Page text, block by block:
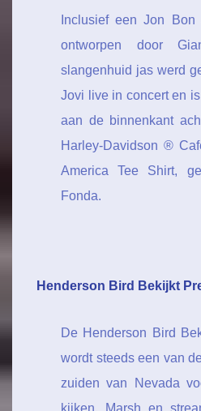
Inclusief een Jon
ontworpen door
slangenhuid jas werd
Jovi live in concert en
aan de binnenkant
Harley-Davidson ®
America Tee Shirt,
Fonda.
Henderson Bird Bekijkt
De Henderson Bird
wordt steeds een van
zuiden van Nevada
kijken. Marsh en